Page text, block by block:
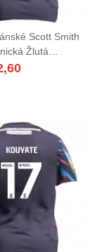
Scott Smith
Žlutá
Hráčské